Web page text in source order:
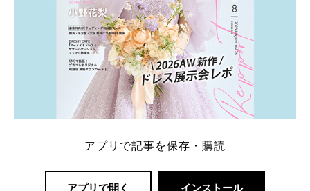
アプリで記事を保存・購読
アプリで開く インストール